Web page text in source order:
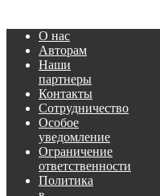
О нас
Авторам
Наши
партнеры
Контакты
Сотрудничество
Особое
уведомление
Ограничение
ответственности
Политика